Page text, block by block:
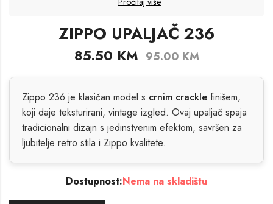
ZIPPO UPALJAČ 236
85.50 KM 95.00KM
Zippo 236 je klasičan model s crnim crackle finišem,
koji daje teksturirani, vintage izgled. Ovaj upaljač spaja
tradicionalni dizajn s jedinstvenim efektom, savršen za
ljubitelje retro stila i Zippo kvalitete.
Dostupnost:Nema na skladištu